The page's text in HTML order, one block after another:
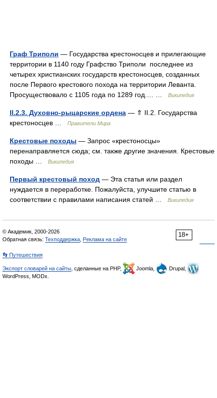
Граф Триполи — Государства крестоносцев и прилегающие
территории в 1140 году Графство Триполи последнее из
четырех христианских государств крестоносцев, созданных
после Первого крестового похода на территории Леванта.
Просуществовало с 1105 года по 1289 год.… …
Википедия
II.2.3. Духовно-рыцарские ордена — ⇑ II.2. Государства
крестоносцев …
Правители Мира
Крестовые походы — Запрос «крестоносцы»
перенаправляется сюда; см. также другие значения. Крестовые
походы …
Википедия
Первый крестовый поход — Эта статья или раздел
нуждается в переработке. Пожалуйста, улучшите статью в
соответствии с правилами написания статей …
Википедия
18+
© Академик, 2000-2026
Обратная связь: Техподдержка Реклама на сайте
👣 Путешествия
Экспорт словарей на сайты , сделанные на PHP, Joomla,
Drupal,
WordPress, MODx.